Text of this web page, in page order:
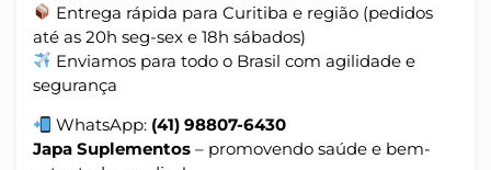
Entrega rápida para Curitiba e região (pedidos
até as 20h seg-sex e 18h sábados)
Enviamos para todo o Brasil com agilidade e
segurança
WhatsApp: (41) 98807-6430
Japa Suplementos – promovendo saúde e bem-